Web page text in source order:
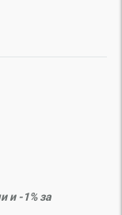
и -1% за